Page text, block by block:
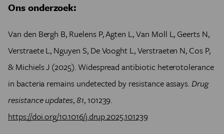
Ons onderzoek:
Van den Bergh B, Ruelens P, Agten L, Van Moll L, Geerts N,
Verstraete L, Nguyen S, De Vooght L, Verstraeten N, Cos P,
& Michiels J (2025). Widespread antibiotic heterotolerance
in bacteria remains undetected by resistance assays.Drug
resistance updates,81, 101239.
https://doi.org/10.1016/j.drup.2025.101239